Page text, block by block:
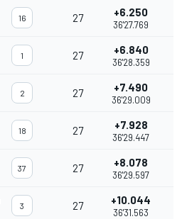
16 27 +6.250
36'27.769
1 27 +6.840
36'28.359
2 27 +7.490
36'29.009
18 27 +7.928
36'29.447
37 27 +8.078
36'29.597
3 27 +10.044
36'31.563